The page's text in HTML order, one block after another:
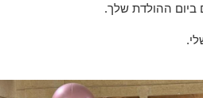
ההולדת שלך.